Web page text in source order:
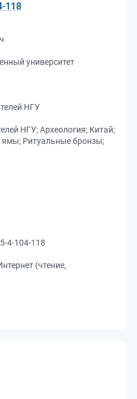
118
университет
НГУ
НГУ; Археология; Китай;
Ритуальные бронзы;
4-104-118
(чтение,